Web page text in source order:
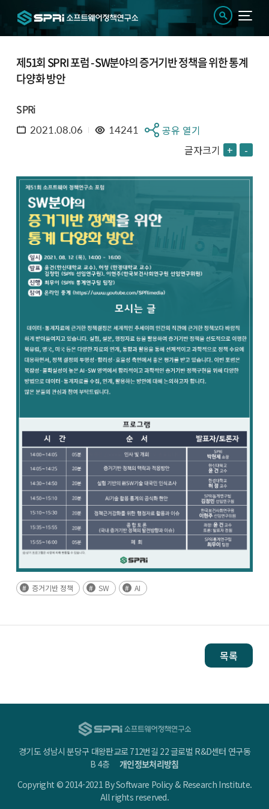
제51회 SPRI 포럼 - SW분야의 증거기반 정책을 위한 통계
다양화 방안
SPRi
2021.08.06 14241
공유 열기
글자크기 + -
증거기반 정책 SW AI
목록
경기도 성남시 분당구 대왕판교로 712번길 22 글로벌 R&D센터 연구동
B 4층개인정보처리방침
Copyright © 2014-2021 By Software Policy & Research Institute.
All rights reserved.